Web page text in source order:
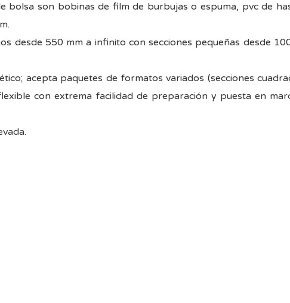
bolsa son bobinas de film de burbujas o espuma, pvc de
desde 550 mm a infinito con secciones pequeñas desde
acepta paquetes de formatos variados (secciones
con extrema facilidad de preparación y puesta en